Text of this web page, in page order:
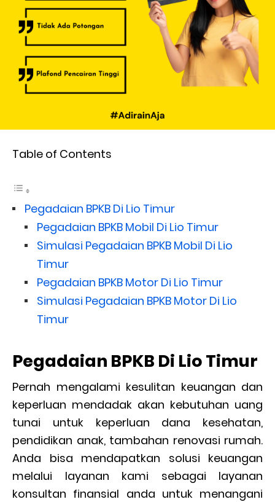
Table of Contents
Pegadaian BPKB Di Lio Timur
Pegadaian BPKB Mobil Di Lio Timur
Simulasi Pegadaian BPKB Mobil Di Lio
Timur
Pegadaian BPKB Motor Di Lio Timur
Simulasi Pegadaian BPKB Motor Di Lio
Timur
Pegadaian BPKB Di Lio Timur
Pernah mengalami kesulitan keuangan dan
keperluan mendadak akan kebutuhan uang
tunai untuk keperluan dana kesehatan,
pendidikan anak, tambahan renovasi rumah.
Anda bisa mendapatkan solusi keuangan
melalui layanan kami sebagai layanan
konsultan finansial anda untuk menangani